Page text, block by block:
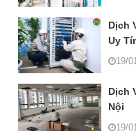
Dịch
Uy
19/
Dịch
Nội
19/